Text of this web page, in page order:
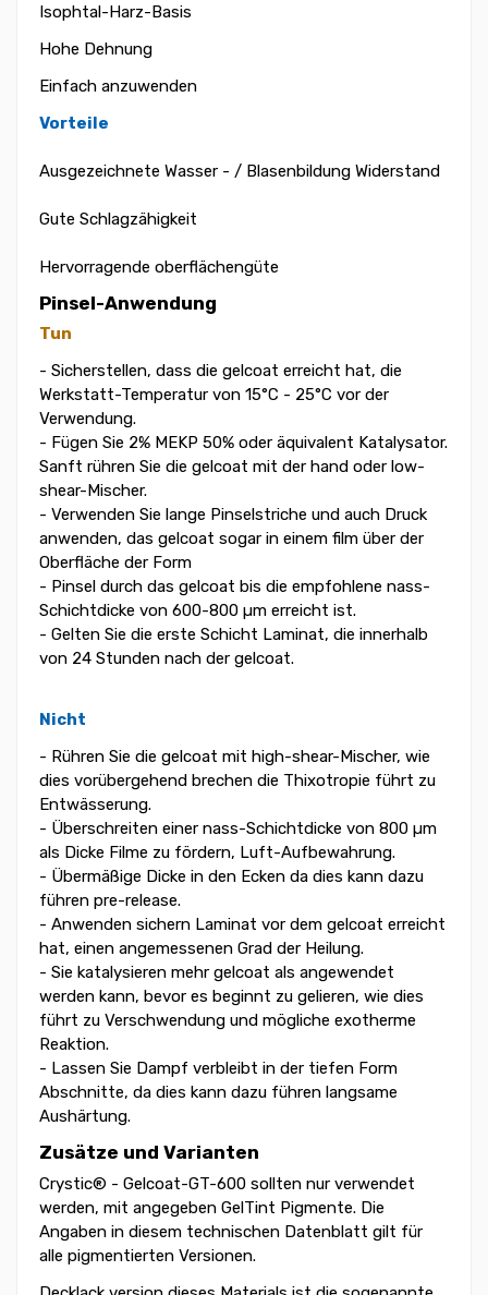
Isophtal-Harz-Basis
Hohe Dehnung
Einfach anzuwenden
Vorteile
Ausgezeichnete Wasser - / Blasenbildung Widerstand
Gute Schlagzähigkeit
Hervorragende oberflächengüte
Pinsel-Anwendung
Tun
- Sicherstellen, dass die gelcoat erreicht hat, die
Werkstatt-Temperatur von 15°C - 25°C vor der
Verwendung.
- Fügen Sie 2% MEKP 50% oder äquivalent Katalysator.
Sanft rühren Sie die gelcoat mit der hand oder low-
shear-Mischer.
- Verwenden Sie lange Pinselstriche und auch Druck
anwenden, das gelcoat sogar in einem film über der
Oberfläche der Form
- Pinsel durch das gelcoat bis die empfohlene nass-
Schichtdicke von 600-800 µm erreicht ist.
- Gelten Sie die erste Schicht Laminat, die innerhalb
von 24 Stunden nach der gelcoat.
Nicht
- Rühren Sie die gelcoat mit high-shear-Mischer, wie
dies vorübergehend brechen die Thixotropie führt zu
Entwässerung.
- Überschreiten einer nass-Schichtdicke von 800 µm
als Dicke Filme zu fördern, Luft-Aufbewahrung.
- Übermäßige Dicke in den Ecken da dies kann dazu
führen pre-release.
- Anwenden sichern Laminat vor dem gelcoat erreicht
hat, einen angemessenen Grad der Heilung.
- Sie katalysieren mehr gelcoat als angewendet
werden kann, bevor es beginnt zu gelieren, wie dies
führt zu Verschwendung und mögliche exotherme
Reaktion.
- Lassen Sie Dampf verbleibt in der tiefen Form
Abschnitte, da dies kann dazu führen langsame
Aushärtung.
Zusätze und Varianten
Crystic® - Gelcoat-GT-600 sollten nur verwendet
werden, mit angegeben GelTint Pigmente. Die
Angaben in diesem technischen Datenblatt gilt für
alle pigmentierten Versionen.